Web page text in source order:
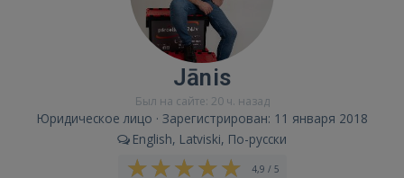
Jānis
Был на сайте: 20 ч. назад
Юридическое лицо · Зарегистрирован: 11 января 2018
English, Latviski, По-русски
4,9 / 5